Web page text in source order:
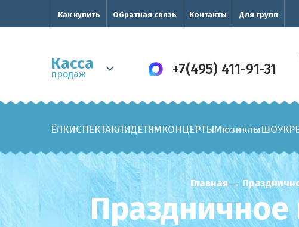
Как купить Обратная связь Контакты Для групп
Касса
продаж +7(495) 411-91-31
ЁЛКИСПЕКТАКЛИДЕТЯМКОНЦЕРТЫМюзиклыШОУ
Главная→